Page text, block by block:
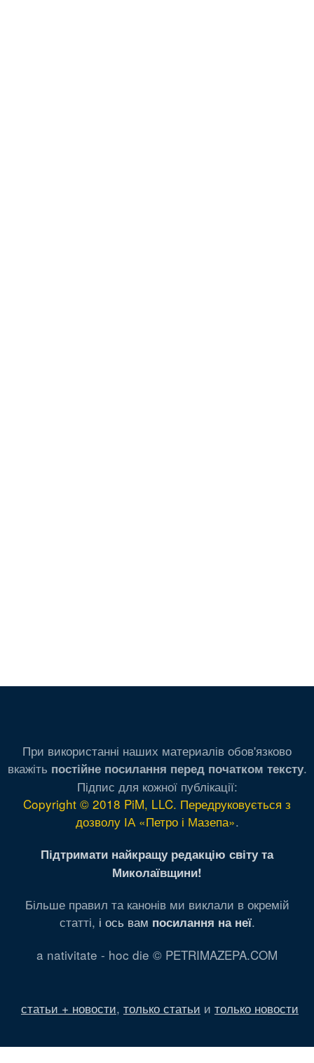
При використанні наших материалів обов'язково
вкажіть постійне посилання перед початком тексту.
Підпис для кожної публікації:
Copyright © 2018 PiM, LLC. Передруковується з
дозволу ІА «Петро і Мазепа».
Підтримати найкращу редакцію світу та
Миколаївщини!
Більше правил та канонів ми виклали в окремій
статті, і ось вам посилання на неї.
a nativitate - hoc die © PETRIMAZEPA.COM
статьи + новости, только статьи и только новости